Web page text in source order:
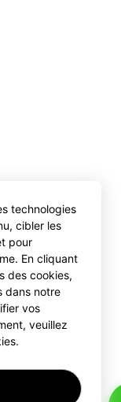
technologies
cibler les
pour
En cliquant
des cookies,
dans notre
vos
veuillez